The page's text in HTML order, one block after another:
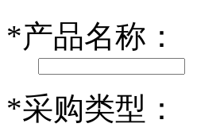
乐道L60核心零部件
*产品名称：
*采购类型：